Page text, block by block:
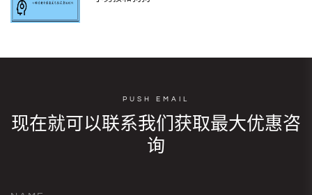
PUSH EMAIL
现在就可以联系我们获取最大优惠咨
询